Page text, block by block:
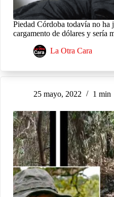
Piedad Córdoba todavía no ha
cargamento de dólares y sería
La Otra Cara
25 mayo, 2022 1 min